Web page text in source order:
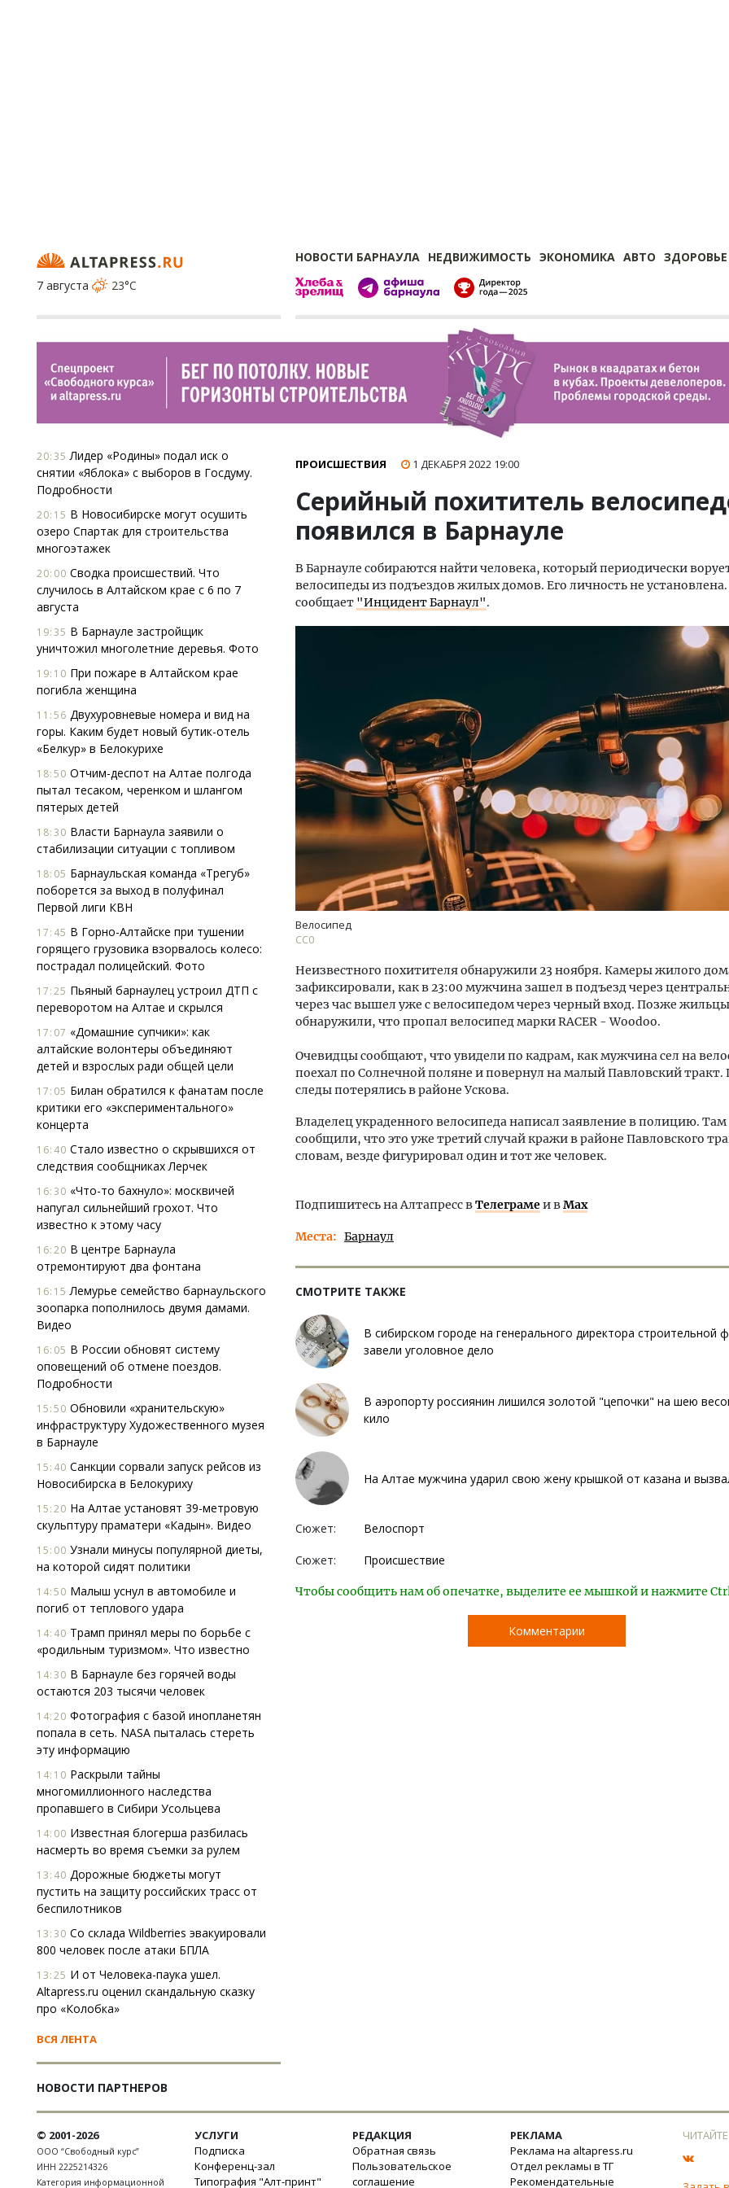
НОВОСТИ БАРНАУЛА НЕДВИЖИМОСТЬ ЭКОНОМИКА АВТО ЗДОРОВЬЕ
7 августа
23°C
20:35 Лидер «Родины» подал иск о
снятии «Яблока» с выборов в Госдуму.
Подробности
20:15 В Новосибирске могут осушить
озеро Спартак для строительства
многоэтажек
20:00 Сводка происшествий. Что
случилось в Алтайском крае с 6 по 7
августа
19:35 В Барнауле застройщик
уничтожил многолетние деревья. Фото
19:10 При пожаре в Алтайском крае
погибла женщина
11:56 Двухуровневые номера и вид на
горы. Каким будет новый бутик-отель
«Белкур» в Белокурихе
18:50 Отчим-деспот на Алтае полгода
пытал тесаком, черенком и шлангом
пятерых детей
18:30 Власти Барнаула заявили о
стабилизации ситуации с топливом
18:05 Барнаульская команда «Трегуб»
поборется за выход в полуфинал
Первой лиги КВН
17:45 В Горно-Алтайске при тушении
горящего грузовика взорвалось колесо:
пострадал полицейский. Фото
17:25 Пьяный барнаулец устроил ДТП с
переворотом на Алтае и скрылся
17:07 «Домашние супчики»: как
алтайские волонтеры объединяют
детей и взрослых ради общей цели
17:05 Билан обратился к фанатам после
критики его «экспериментального»
концерта
16:40 Стало известно о скрывшихся от
следствия сообщниках Лерчек
16:30 «Что-то бахнуло»: москвичей
напугал сильнейший грохот. Что
известно к этому часу
16:20 В центре Барнаула
отремонтируют два фонтана
16:15 Лемурье семейство барнаульского
зоопарка пополнилось двумя дамами.
Видео
16:05 В России обновят систему
оповещений об отмене поездов.
Подробности
15:50 Обновили «хранительскую»
инфраструктуру Художественного музея
в Барнауле
15:40 Санкции сорвали запуск рейсов из
Новосибирска в Белокуриху
15:20 На Алтае установят 39-метровую
скульптуру праматери «Кадын». Видео
15:00 Узнали минусы популярной диеты,
на которой сидят политики
14:50 Малыш уснул в автомобиле и
погиб от теплового удара
14:40 Трамп принял меры по борьбе с
«родильным туризмом». Что известно
14:30 В Барнауле без горячей воды
остаются 203 тысячи человек
14:20 Фотография с базой инопланетян
попала в сеть. NASA пыталась стереть
эту информацию
14:10 Раскрыли тайны
многомиллионного наследства
пропавшего в Сибири Усольцева
14:00 Известная блогерша разбилась
насмерть во время съемки за рулем
13:40 Дорожные бюджеты могут
пустить на защиту российских трасс от
беспилотников
13:30 Со склада Wildberries эвакуировали
800 человек после атаки БПЛА
13:25 И от Человека-паука ушел.
Altapress.ru оценил скандальную сказку
про «Колобка»
ВСЯ ЛЕНТА
НОВОСТИ ПАРТНЕРОВ
ПРОИСШЕСТВИЯ 1 ДЕКАБРЯ 2022 19:00
Серийный похититель
появился в Барнауле
В Барнауле собираются найти человека, который периодически
велосипеды из подъездов жилых домов. Его личность не
сообщает "Инцидент Барнаул".
Велосипед
СС0
Неизвестного похитителя обнаружили 23 ноября. Камеры жилого
зафиксировали, как в 23:00 мужчина зашел в подъезд через
через час вышел уже с велосипедом через черный вход. Позже
обнаружили, что пропал велосипед марки RACER - Woodoo.
Очевидцы сообщают, что увидели по кадрам, как мужчина сел на
поехал по Солнечной поляне и повернул на малый Павловский тракт.
следы потерялись в районе Ускова.
Владелец украденного велосипеда написал заявление в полицию.
сообщили, что это уже третий случай кражи в районе Павловского
словам, везде фигурировал один и тот же человек.
Подпишитесь на Алтапресс вТелеграмеи вMax
Места Барнаул
СМОТРИТЕ ТАКЖЕ
В сибирском городе на генерального директора строительной
завели уголовное дело
В аэропорту россиянин лишился золотой "цепочки" на шею
кило
На Алтае мужчина ударил свою жену крышкой от казана и
Сюжет: Велоспорт
Сюжет: Происшествие
Чтобы сообщить нам об опечатке, выделите ее мышкой и нажмите
Комментарии
Архитектурный код начинается с
земли. Мощение крупноформатными
плитами становится новым
Смелость архитектурных
Генеральный директор
ЗИАС — об эстетике
© 2001-2026
ООО “Свободный курс”
ИНН 2225214326
Категория информационной
УСЛУГИ
Подписка
Конференц-зал
Типография "Алт-принт"
РЕДАКЦИЯ
Обратная связь
Пользовательское
соглашение
РЕКЛАМА
Реклама на altapress.ru
Отдел рекламы в ТГ
Рекомендательные